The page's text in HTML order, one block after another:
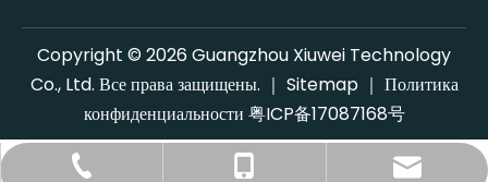
+86-20-34795897
+86-13318866285
gzxiuwei@126.com
Copyright © 2026 Guangzhou Xiuwei Technology
Co., Ltd. Все права защищены. ｜ Sitemap ｜ Политика
конфиденциальности 粤ICP备17087168号